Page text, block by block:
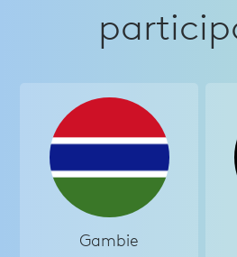
Gambie